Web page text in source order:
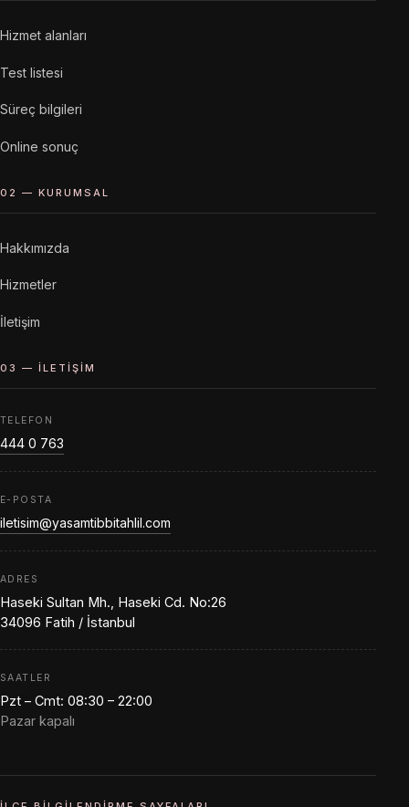
Hizmet alanları
Test listesi
Süreç bilgileri
Online sonuç
02 — KURUMSAL
Hakkımızda
Hizmetler
İletişim
03 — İLETIŞIM
TELEFON
444 0 763
E-POSTA
iletisim@yasamtibbitahlil.com
ADRES
Haseki Sultan Mh., Haseki Cd. No:26
34096 Fatih / İstanbul
SAATLER
Pzt – Cmt: 08:30 – 22:00
Pazar kapalı